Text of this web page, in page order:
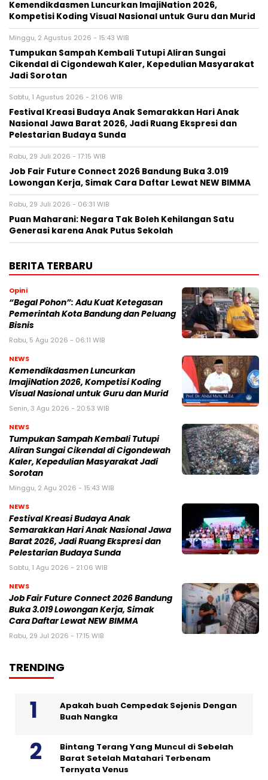
Kemendikdasmen Luncurkan ImajiNation 2026,
Kompetisi Koding Visual Nasional untuk Guru dan Murid
Minggu, 2 Agustus 2026 - 15:43 WIB
Tumpukan Sampah Kembali Tutupi Aliran Sungai
Cikendal di Cigondewah Kaler, Kepedulian Masyarakat
Jadi Sorotan
Sabtu, 1 Agustus 2026 - 21:06 WIB
Festival Kreasi Budaya Anak Semarakkan Hari Anak
Nasional Jawa Barat 2026, Jadi Ruang Ekspresi dan
Pelestarian Budaya Sunda
Rabu, 29 Juli 2026 - 17:15 WIB
Job Fair Future Connect 2026 Bandung Buka 3.019
Lowongan Kerja, Simak Cara Daftar Lewat NEW BIMMA
Rabu, 29 Juli 2026 - 06:31 WIB
Puan Maharani: Negara Tak Boleh Kehilangan Satu
Generasi karena Anak Putus Sekolah
BERITA TERBARU
Opini
“Begal Pohon”: Adu Kuat Ketegasan
Pemerintah Kota Bandung dan Peluang
Bisnis
Rabu, 5 Agu 2026 - 06:11 WIB
NEWS
Kemendikdasmen Luncurkan
ImajiNation 2026, Kompetisi Koding
Visual Nasional untuk Guru dan Murid
Senin, 3 Agu 2026 - 20:53 WIB
NEWS
Tumpukan Sampah Kembali Tutupi
Aliran Sungai Cikendal di Cigondewah
Kaler, Kepedulian Masyarakat Jadi
Sorotan
Minggu, 2 Agu 2026 - 15:43 WIB
NEWS
Festival Kreasi Budaya Anak
Semarakkan Hari Anak Nasional Jawa
Barat 2026, Jadi Ruang Ekspresi dan
Pelestarian Budaya Sunda
Sabtu, 1 Agu 2026 - 21:06 WIB
NEWS
Job Fair Future Connect 2026 Bandung
Buka 3.019 Lowongan Kerja, Simak
Cara Daftar Lewat NEW BIMMA
Rabu, 29 Jul 2026 - 17:15 WIB
TRENDING
Apakah buah Cempedak Sejenis Dengan
Buah Nangka
Bintang Terang Yang Muncul di Sebelah
Barat Setelah Matahari Terbenam
Ternyata Venus